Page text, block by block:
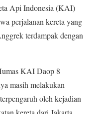
Api Indonesia (KAI)
perjalanan kereta yang
terdampak dengan
KAI Daop 8
masih melakukan
oleh kejadian